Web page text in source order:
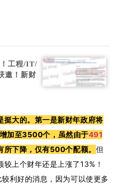
工程/IT/
邀！新财
挺大的。第一是新财年政府将
加至3500个，虽然由于491
下降，仅有500个配额。 但
较上个财年还是上涨了13%！
利好的消息，因为可以使更多